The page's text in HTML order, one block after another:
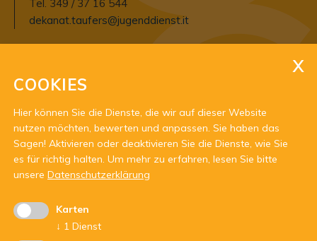
Tel. 349 / 37 16 544
dekanat.taufers@jugenddienst.it
Montag: 8:30 Uhr- 12:00 Uhr
Mittwoch: nach Vereinbarung
Donnerstag: 8:30 Uhr- 12:00 Uhr
Freitag: nach Vereinbarung
COOKIES
Hier können Sie die Dienste, die wir auf dieser Website
nutzen möchten, bewerten und anpassen. Sie haben das
Sagen! Aktivieren oder deaktivieren Sie die Dienste, wie Sie
es für richtig halten. Um mehr zu erfahren, lesen Sie bitte
unsere Datenschutzerklärung
Karten
↓ 1 Dienst